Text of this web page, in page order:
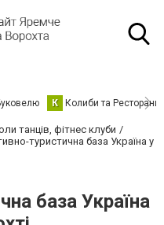
К Колиби та Ресторани
танців, фітнес клуби
туристична база Україна у
база Україна